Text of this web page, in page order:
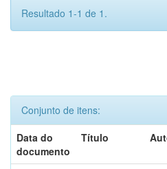
Resultado 1-1 de 1.
Conjunto de itens:
Data do
documento
Título